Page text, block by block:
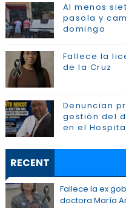
Al menos
pasola y
domingo
Fallece la
de la Cruz
Denuncian
gestión del
en el
RECENT
Fallece la ex
doctora María